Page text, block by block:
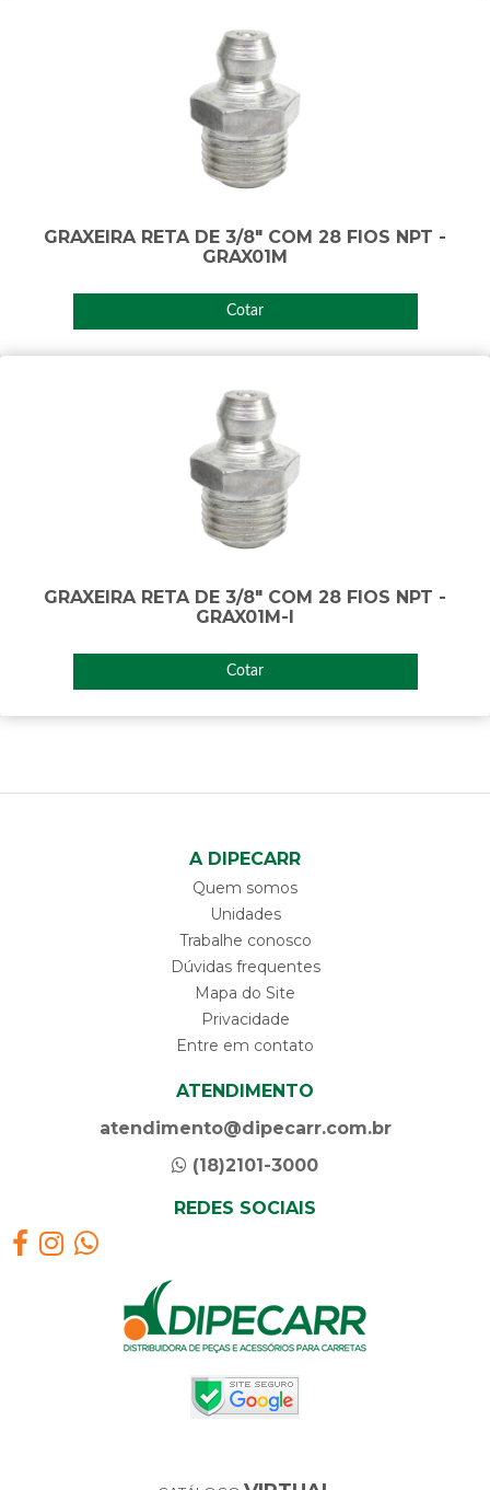
GRAXEIRA RETA DE 3/8" COM 28 FIOS NPT -
GRAX01M
Cotar
GRAXEIRA RETA DE 3/8" COM 28 FIOS NPT -
GRAX01M-I
Cotar
A DIPECARR
Quem somos
Unidades
Trabalhe conosco
Dúvidas frequentes
Mapa do Site
Privacidade
Entre em contato
ATENDIMENTO
atendimento@dipecarr.com.br
(18)2101-3000
REDES SOCIAIS